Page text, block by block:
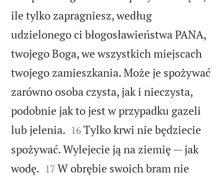
ile tylko zapragniesz, według
udzielonego ci błogosławieństwa PANA,
twojego Boga, we wszystkich miejscach
twojego zamieszkania. Może je spożywać
zarówno osoba czysta, jak i nieczysta,
podobnie jak to jest w przypadku gazeli
lub jelenia. 

16 Tylko krwi nie będziecie
spożywać. Wylejecie ją na ziemię — jak
wodę. 

17 W obrębie swoich bram nie